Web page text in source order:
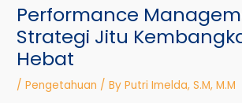
Performance
Strategi Jitu
Hebat
/Pengetahuan / ByPutri Imelda, S.M, M.M